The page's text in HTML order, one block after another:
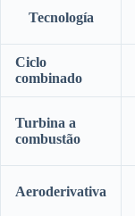
Tecnología
Ciclo
combinado
Turbina a
combustão
Aeroderivativa